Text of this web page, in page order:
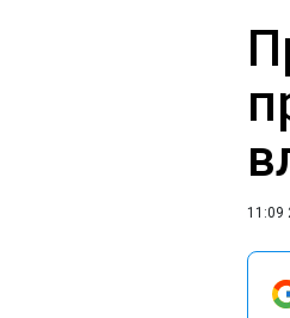
11:09